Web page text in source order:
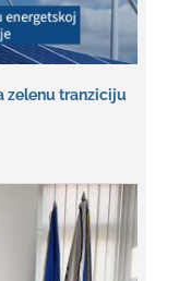
zelenu tranziciju